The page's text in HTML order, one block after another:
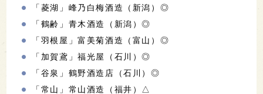
「菱湖」峰乃白梅酒造（新潟）◎
「鶴齢」青木酒造（新潟）◎
「羽根屋」富美菊酒造（富山）◎
「加賀鳶」福光屋（石川）◎
「谷泉」鶴野酒造店（石川）◎
「常山」常山酒造（福井）△